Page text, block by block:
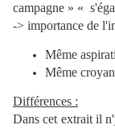
campagne » «
-> importance de
Même
Même
Différences :
Dans cet extrait il